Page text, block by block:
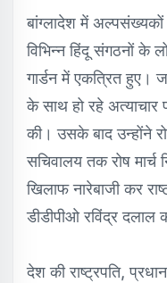
बांग्लादेश में अल्पसंख्यकों
विभिन्न हिंदू संगठनों के
गार्डन में एकत्रित हुए।
के साथ हो रहे अत्याचार
की। उसके बाद उन्होंने
सचिवालय तक रोष
खिलाफ नारेबाजी कर
डीडीपीओ रविंद्र दलाल
देश की राष्ट्रपति,